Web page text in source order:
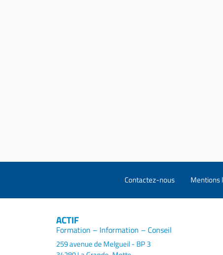
Contactez-nous Mentions
ACTIF
Formation – Information – Conseil
259 avenue de Melgueil - BP 3